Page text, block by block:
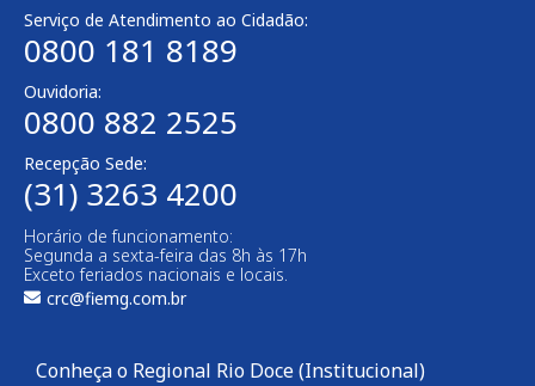
Serviço de Atendimento ao Cidadão:
0800 181 8189
Ouvidoria:
0800 882 2525
Recepção Sede:
(31) 3263 4200
Horário de funcionamento:
Segunda a sexta-feira das 8h às 17h
Exceto feriados nacionais e locais.
crc@fiemg.com.br
Conheça o Regional Rio Doce (Institucional)